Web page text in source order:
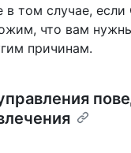
том случае, если
что вам
причинам.